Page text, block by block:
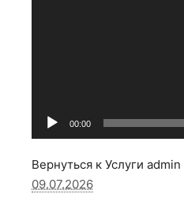
00:00
Вернуться к Услуги admin
09.07.2026